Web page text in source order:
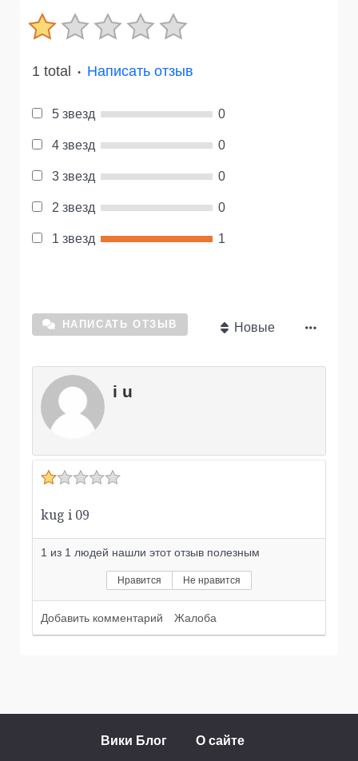
1 total ● Написать отзыв
5 звезд 0
4 звезд 0
3 звезд 0
2 звезд 0
1 звезд 1
НАПИСАТЬ ОТЗЫВ Новые
i u
kug i 09
1 из 1 людей нашли этот отзыв полезным
Нравится Не нравится
Добавить комментарий Жалоба
Вики Блог О сайте